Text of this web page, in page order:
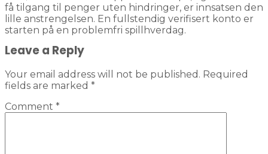
få tilgang til penger uten hindringer, er innsatsen den
lille anstrengelsen. En fullstendig verifisert konto er
starten på en problemfri spillhverdag.
Leave a Reply
Your email address will not be published. Required
fields are marked *
Comment *